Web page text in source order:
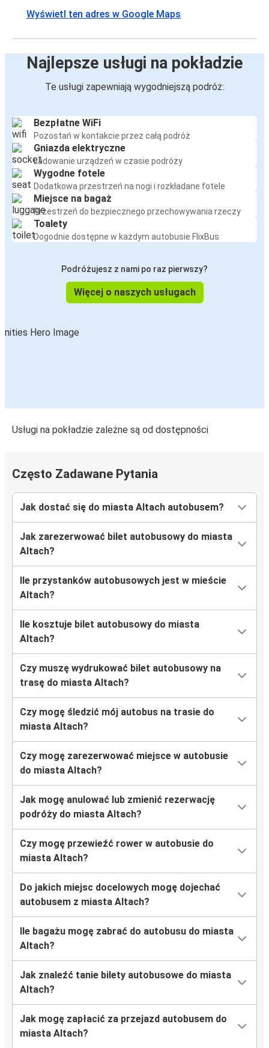
Wyświetl ten adres w Google Maps
Najlepsze usługi na pokładzie
Te usługi zapewniają wygodniejszą podróż:
Bezpłatne WiFi
Pozostań w kontakcie przez całą podróż
Gniazda elektryczne
Ładowanie urządzeń w czasie podróży
Wygodne fotele
Dodatkowa przestrzeń na nogi i rozkładane fotele
Miejsce na bagaż
Przestrzeń do bezpiecznego przechowywania rzeczy
Toalety
Dogodnie dostępne w każdym autobusie FlixBus
Podróżujesz z nami po raz pierwszy?
Więcej o naszych usługach
Usługi na pokładzie zależne są od dostępności
Często Zadawane Pytania
Jak dostać się do miasta Altach autobusem?
Jak zarezerwować bilet autobusowy do miasta
Altach?
Ile przystanków autobusowych jest w mieście
Altach?
Ile kosztuje bilet autobusowy do miasta
Altach?
Czy muszę wydrukować bilet autobusowy na
trasę do miasta Altach?
Czy mogę śledzić mój autobus na trasie do
miasta Altach?
Czy mogę zarezerwować miejsce w autobusie
do miasta Altach?
Jak mogę anulować lub zmienić rezerwację
podróży do miasta Altach?
Czy mogę przewieźć rower w autobusie do
miasta Altach?
Do jakich miejsc docelowych mogę dojechać
autobusem z miasta Altach?
Ile bagażu mogę zabrać do autobusu do miasta
Altach?
Jak znaleźć tanie bilety autobusowe do miasta
Altach?
Jak mogę zapłacić za przejazd autobusem do
miasta Altach?